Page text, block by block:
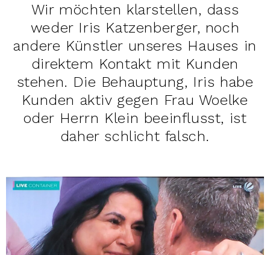
Wir möchten klarstellen, dass
weder Iris Katzenberger, noch
andere Künstler unseres Hauses in
direktem Kontakt mit Kunden
stehen. Die Behauptung, Iris habe
Kunden aktiv gegen Frau Woelke
oder Herrn Klein beeinflusst, ist
daher schlicht falsch.